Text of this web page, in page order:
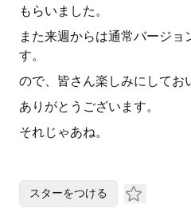
もらいました。
また来週からは通常バージョ
す。
ので、皆さん楽しみにしてお
ありがとうございます。
それじゃあね。
スターをつける